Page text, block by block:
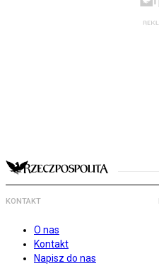
KONTAKT
O nas
Kontakt
Napisz do nas